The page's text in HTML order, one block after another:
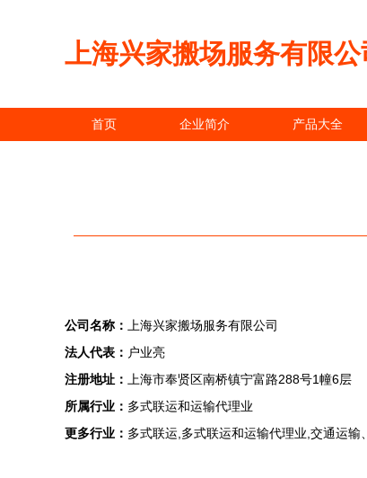
上海兴家搬场服务有限公
首页 企业简介 产品大全
公司名称：
上海兴家搬场服务有限公司
法人代表： 户业亮
注册地址：
上海市奉贤区南桥镇宁富路288号1幢6层
所属行业： 多式联运和运输代理业
更多行业： 多式联运,多式联运和运输代理业,交通运输